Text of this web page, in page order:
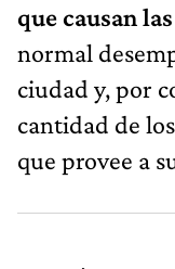
que causan
normal
ciudad y, por
cantidad de
que provee a